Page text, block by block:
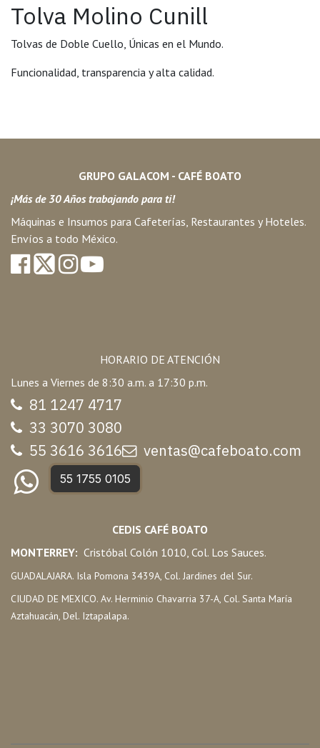
Tolva Molino Cunill
Tolvas de Doble Cuello, Únicas en el Mundo.
Funcionalidad, transparencia y alta calidad.
GRUPO GALACOM - CAFÉ BOATO
¡Más de 30 Años trabajando para ti!
Máquinas e Insumos para Cafeterías, Restaurantes y Hoteles.
Envíos a todo México.
HORARIO DE ATENCIÓN
Lunes a Viernes de 8:30 a.m. a 17:30 p.m.
81 1247 4717
33 3070 3080
55 3616 3616
ventas@cafeboato.com
55 1755 0105
CEDIS CAFÉ BOATO
MONTERREY: Cristóbal Colón 1010, Col. Los Sauces.
GUADALAJARA. Isla Pomona 3439A, Col. Jardines del Sur.
CIUDAD DE MEXICO. Av. Herminio Chavarria 37-A, Col. Santa María
Aztahuacán, Del. Iztapalapa.